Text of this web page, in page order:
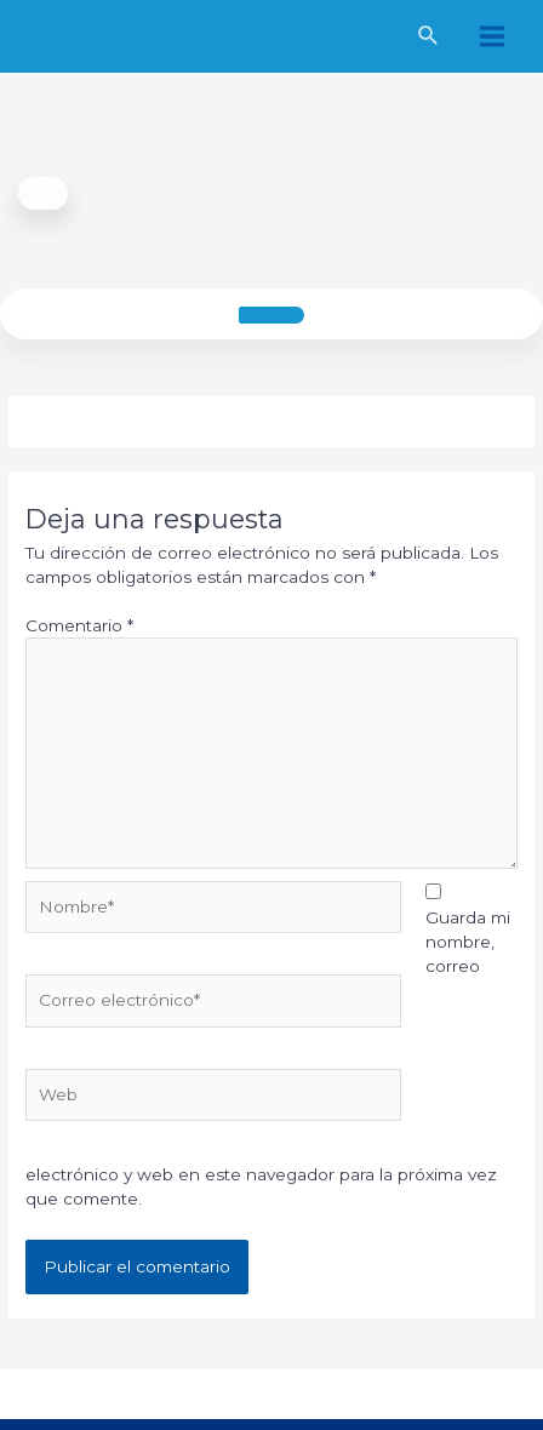
Main
Deja una respuesta
Tu dirección de correo electrónico no será publicada.
Los
campos obligatorios están marcados con*
Comentario*
electrónico*
Guarda mi
nombre,
correo
electrónico y web en este navegador para la próxima vez
que comente.